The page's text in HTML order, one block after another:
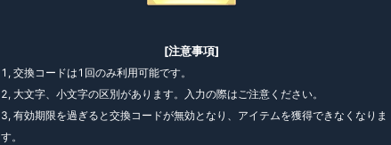
[注意事項]
1 , 交換コードは1回のみ利用可能です。
2, 大文字、小文字の区別があります。入力の際はご注意ください。
3, 有効期限を過ぎると交換コードが無効となり、アイテムを獲得できなくなりま
す。